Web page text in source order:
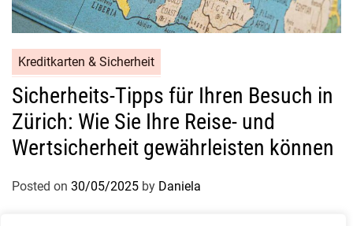
Kreditkarten & Sicherheit
Sicherheits-Tipps für Ihren Besuch in
Zürich: Wie Sie Ihre Reise- und
Wertsicherheit gewährleisten können
Posted on 30/05/2025 by Daniela